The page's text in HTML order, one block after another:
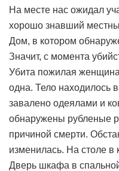
На месте нас ожидал
хорошо знавший
Дом, в котором
Значит, с момента
Убита пожилая
одна. Тело находилось
завалено одеялами и
обнаружены рубленые
причиной смерти.
изменилась. На столе в
Дверь шкафа в